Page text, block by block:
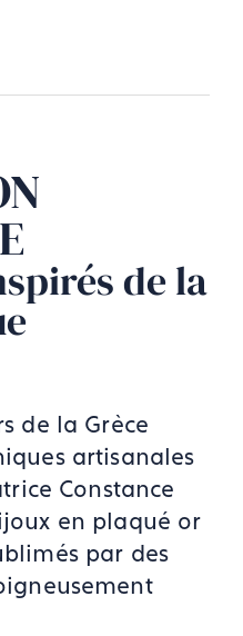
de la
de la Grèce
artisanales
Constance
en plaqué or
par des